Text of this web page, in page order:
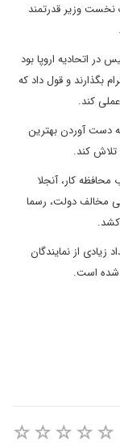
نخست وزیر قدرتمند
در اتحادیه اروپا بود
بگذارند و قول داد که
کند.
به دست آوردن بهترین
تلاش کند.
کار، آنجلا
مخالف دولت، رسما
کشد.
زیادی از نمایندگان
شده است.